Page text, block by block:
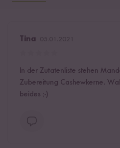
Tina
In der Zutatenliste stehen
Zubereitung Cashewkerne.
beides ;-)